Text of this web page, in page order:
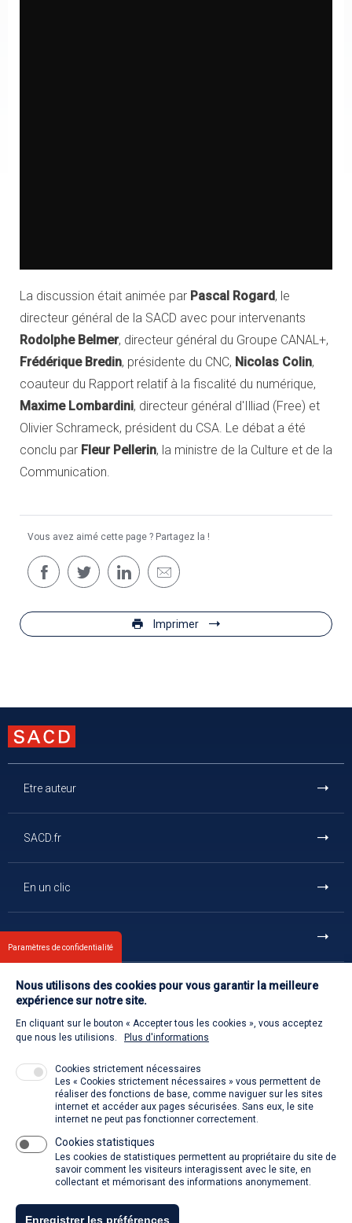
La discussion était animée par Pascal Rogard, le
directeur général de la SACD avec pour intervenants
Rodolphe Belmer, directeur général du Groupe CANAL+,
Frédérique Bredin, présidente du CNC, Nicolas Colin,
coauteur du Rapport relatif à la fiscalité du numérique,
Maxime Lombardini, directeur général d'Illiad (Free) et
Olivier Schrameck, président du CSA. Le débat a été
conclu par Fleur Pellerin, la ministre de la Culture et de la
Communication.
Vous avez aimé cette page ? Partagez la !
Imprimer
Etre auteur
SACD.fr
En un clic
La SACD partout, quand vous voulez
Contact
Retour à l'accueil
Venir à la SACD
Paramètres de confidentialité
Nous utilisons des cookies pour vous garantir la meilleure
expérience sur notre site.
En cliquant sur le bouton « Accepter tous les cookies », vous acceptez
que nous les utilisions.
Plus d'informations
Cookies strictement nécessaires
Les « Cookies strictement nécessaires » vous permettent de
réaliser des fonctions de base, comme naviguer sur les sites
internet et accéder aux pages sécurisées. Sans eux, le site
internet ne peut pas fonctionner correctement.
Cookies statistiques
Les cookies de statistiques permettent au propriétaire du site de
savoir comment les visiteurs interagissent avec le site, en
collectant et mémorisant des informations anonymement.
Enregistrer les préférences